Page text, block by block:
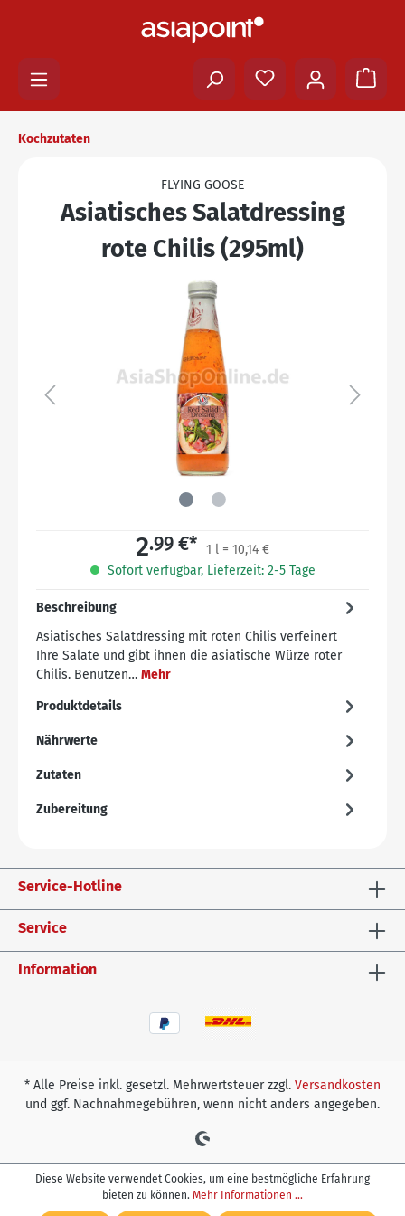
Kochzutaten
FLYING GOOSE
Asiatisches Salatdressing
rote Chilis (295ml)
2.99 €* 1 l = 10,14 €
Sofort verfügbar, Lieferzeit: 2-5 Tage
Beschreibung
Asiatisches Salatdressing mit roten Chilis verfeinert
Ihre Salate und gibt ihnen die asiatische Würze roter
Chilis. Benutzen… Mehr
Produktdetails
Nährwerte
Zutaten
Zubereitung
Service-Hotline
Service
Information
* Alle Preise inkl. gesetzl. Mehrwertsteuer zzgl. Versandkosten
und ggf. Nachnahmegebühren, wenn nicht anders angegeben.
Diese Website verwendet Cookies, um eine bestmögliche Erfahrung
bieten zu können. Mehr Informationen ...